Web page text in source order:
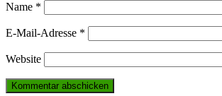
Name *
E-Mail-Adresse *
Website